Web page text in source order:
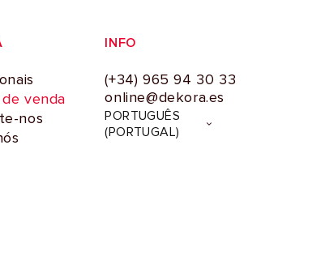
venda
nos
INFO
(+34) 965 94 30 33
online@dekora.es
I
d
PORTUGUÊS
(PORTUGAL)